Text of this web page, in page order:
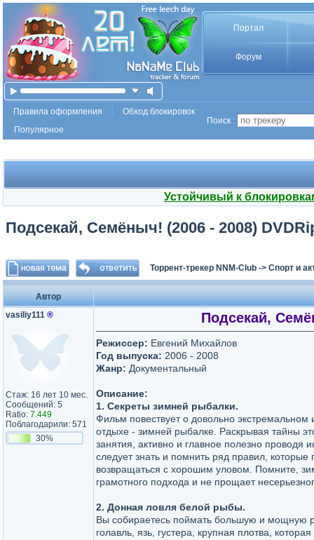
Портал
Форум
Правила оформления
Обход блокировок
Популярное
Поиск :
Устойчивый к
Подсекай, Семёныч! (2006 - 2008)
Торрент-трекер NNM-Club -> Спорт и
Автор
vasiliy111 ®
Стаж: 16 лет 10 мес.
Сообщений: 5
Ratio: 7.449
Поблагодарили: 571
30%
Подсекай,
Режиссер: Евгений Михайлов
Год выпуска: 2006 - 2008
Жанр: Документальный
Описание:
1. Секреты зимней рыбалки.
Фильм повествует о довольно
отдыхе - зимней рыбалке. Раскрывая тайны
занятия, активно и главное полезно проводя
следует знать и помнить ряд правил, которые
возвращаться с хорошим уловом. Помните,
грамотного подхода и не прощает
2. Донная ловля белой рыбы.
Вы собираетесь поймать большую и мощную
голавль, язь, густера, крупная плотва,